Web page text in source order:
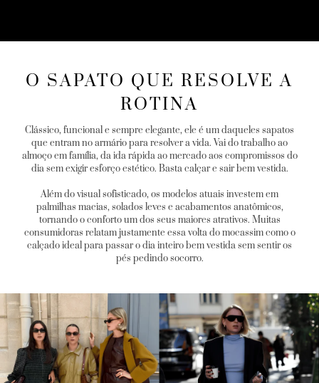
O SAPATO QUE RESOLVE A
ROTINA
Clássico, funcional e sempre elegante, ele é um daqueles sapatos
que entram no armário para resolver a vida. Vai do trabalho ao
almoço em família, da ida rápida ao mercado aos compromissos do
dia sem exigir esforço estético. Basta calçar e sair bem vestida.
Além do visual sofisticado, os modelos atuais investem em
palmilhas macias, solados leves e acabamentos anatômicos,
tornando o conforto um dos seus maiores atrativos. Muitas
consumidoras relatam justamente essa volta do mocassim como o
calçado ideal para passar o dia inteiro bem vestida sem sentir os
pés pedindo socorro.